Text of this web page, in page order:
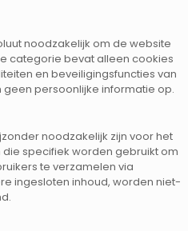
noodzakelijk om de website
categorie bevat alleen cookies
en beveiligingsfuncties van
persoonlijke informatie op.
noodzakelijk zijn voor het
specifiek worden gebruikt om
te verzamelen via
ingesloten inhoud, worden niet-